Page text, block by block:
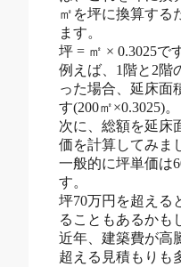
㎡を坪に換算する
ます。
坪 = ㎡ × 0.3025で
例えば、1階と2階
った場合、延床面
す(200㎡×0.3025)。
次に、総額を延床
価を計算してみま
一般的に坪単価は
す。
坪70万円を超える
ることもあるかも
近年、建築費が高
超える見積もりも